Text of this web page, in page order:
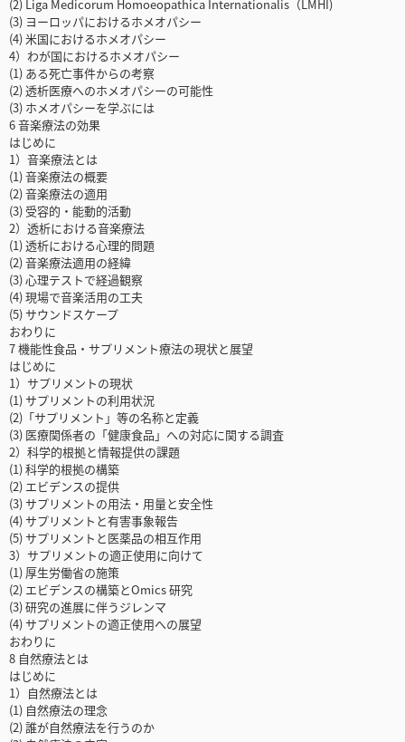
(2) Liga Medicorum Homoeopathica Internationalis（LMHI)
(3) ヨーロッパにおけるホメオパシー
(4) 米国におけるホメオパシー
4）わが国におけるホメオパシー
(1) ある死亡事件からの考察
(2) 透析医療へのホメオパシーの可能性
(3) ホメオパシーを学ぶには
6 音楽療法の効果
はじめに
1）音楽療法とは
(1) 音楽療法の概要
(2) 音楽療法の適用
(3) 受容的・能動的活動
2）透析における音楽療法
(1) 透析における心理的問題
(2) 音楽療法適用の経緯
(3) 心理テストで経過観察
(4) 現場で音楽活用の工夫
(5) サウンドスケープ
おわりに
7 機能性食品・サプリメント療法の現状と展望
はじめに
1）サプリメントの現状
(1) サプリメントの利用状況
(2)「サプリメント」等の名称と定義
(3) 医療関係者の「健康食品」への対応に関する調査
2）科学的根拠と情報提供の課題
(1) 科学的根拠の構築
(2) エビデンスの提供
(3) サプリメントの用法・用量と安全性
(4) サプリメントと有害事象報告
(5) サプリメントと医薬品の相互作用
3）サプリメントの適正使用に向けて
(1) 厚生労働省の施策
(2) エビデンスの構築とOmics 研究
(3) 研究の進展に伴うジレンマ
(4) サプリメントの適正使用への展望
おわりに
8 自然療法とは
はじめに
1）自然療法とは
(1) 自然療法の理念
(2) 誰が自然療法を行うのか